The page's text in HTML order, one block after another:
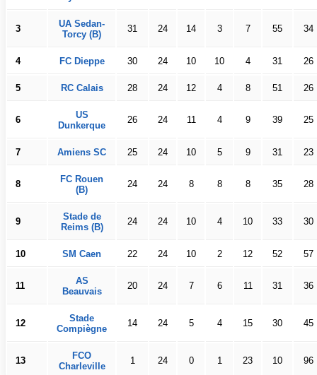
3
UA Sedan-
Torcy (B)
31 24 14 3 7 55 34
4 FC Dieppe 30 24 10 10 4 31 26
5 RC Calais 28 24 12 4 8 51 26
6
US
Dunkerque
26 24 11 4 9 39 25
7 Amiens SC 25 24 10 5 9 31 23
8
FC Rouen
(B)
24 24 8 8 8 35 28
9
Stade de
Reims (B)
24 24 10 4 10 33 30
10 SM Caen 22 24 10 2 12 52 57
11
AS
Beauvais
20 24 7 6 11 31 36
12
Stade
Compiègne
14 24 5 4 15 30 45
13
FCO
Charleville
1 24 0 1 23 10 96